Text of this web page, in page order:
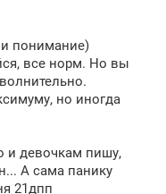
понимание)
все норм. Но вы
но иногда
и девочкам пишу,
А сама панику
21дпп